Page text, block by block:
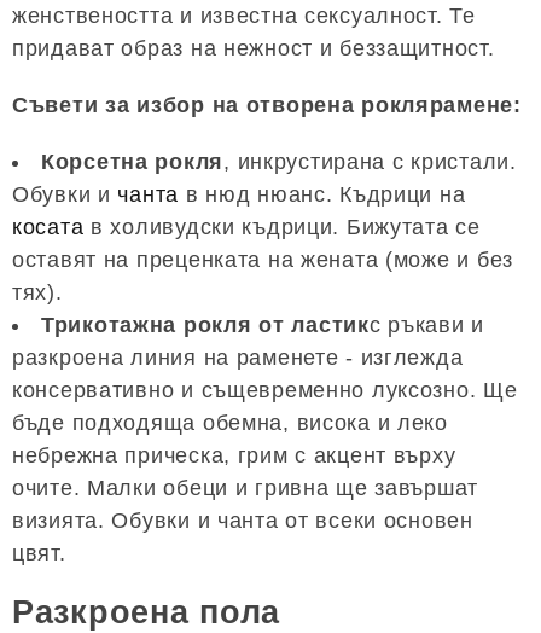
женствеността и известна сексуалност. Те
придават образ на нежност и беззащитност.
Съвети за избор на отворена роклярамене:
Корсетна рокля, инкрустирана с кристали.
Обувки и чанта в нюд нюанс. Къдрици на
косата в холивудски къдрици. Бижутата се
оставят на преценката на жената (може и без
тях).
Трикотажна рокля от ластикс ръкави и
разкроена линия на раменете - изглежда
консервативно и същевременно луксозно. Ще
бъде подходяща обемна, висока и леко
небрежна прическа, грим с акцент върху
очите. Малки обеци и гривна ще завършат
визията. Обувки и чанта от всеки основен
цвят.
Разкроена пола